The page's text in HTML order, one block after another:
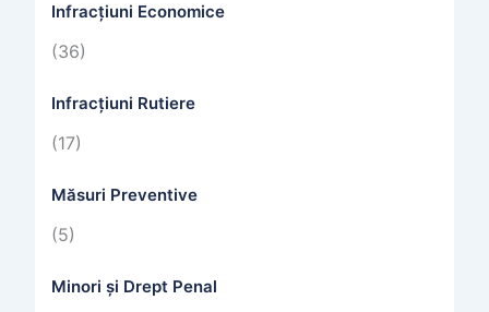
Infracțiuni Economice
(36)
Infracțiuni Rutiere
(17)
Măsuri Preventive
(5)
Minori și Drept Penal